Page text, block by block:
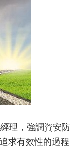
理，強調資安防
求有效性的過程